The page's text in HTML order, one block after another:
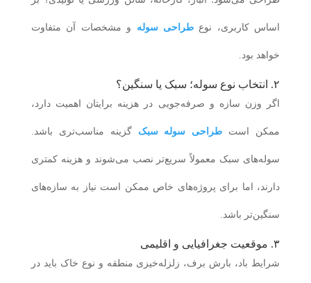
اساس کاربری، نوعطراحی سوله و مشخصات آن متفاوت
خواهد بود.
۲. انتخاب نوع سوله؛ سبک یا سنگین؟
اگر وزن سازه و صرفه‌جویی در هزینه برایتان اهمیت دارد،
ممکن است طراحی سوله سبک گزینه مناسب‌تری باشد.
سوله‌های سبک معمولاً سریع‌تر نصب می‌شوند و هزینه کمتری
دارند، اما برای پروژه‌های خاص ممکن است نیاز به سازه‌های
سنگین‌تر باشد.
۳. موقعیت جغرافیایی و اقلیمی
شرایط باد، بارش برف، زلزله‌خیزی منطقه و نوع خاک باید در